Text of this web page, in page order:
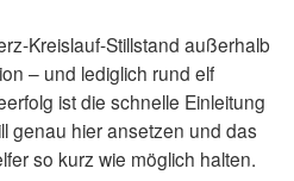
Kreislauf-Stillstand außerhalb
– und lediglich rund elf
ist die schnelle Einleitung
genau hier ansetzen und das
so kurz wie möglich halten.